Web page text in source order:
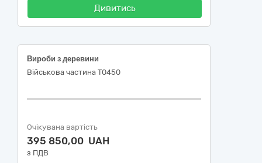
Дивитись
Вироби з деревини
Військова частина Т0450
Очікувана вартість
395 850,00 UAH
з ПДВ